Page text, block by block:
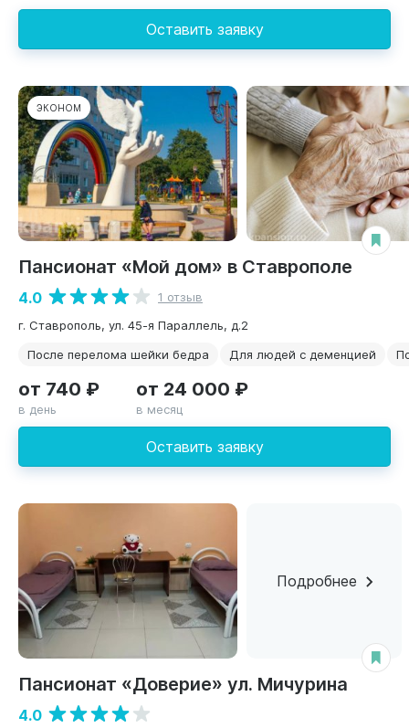
Оставить заявку
ЭКОНОМ
Пансионат «Мой дом» в Ставрополе
4.0
1 отзыв
г. Ставрополь, ул. 45-я Параллель, д.2
После перелома шейки бедра
Для людей с деменцией
Оставить заявку
от 740 ₽
в день
от 24 000 ₽
в месяц
Подробнее
Пансионат «Доверие» ул. Мичурина
4.0